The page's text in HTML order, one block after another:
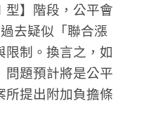
】階段，公平會
去疑似「聯合漲
限制。換言之，如
問題預計將是公平
所提出附加負擔條